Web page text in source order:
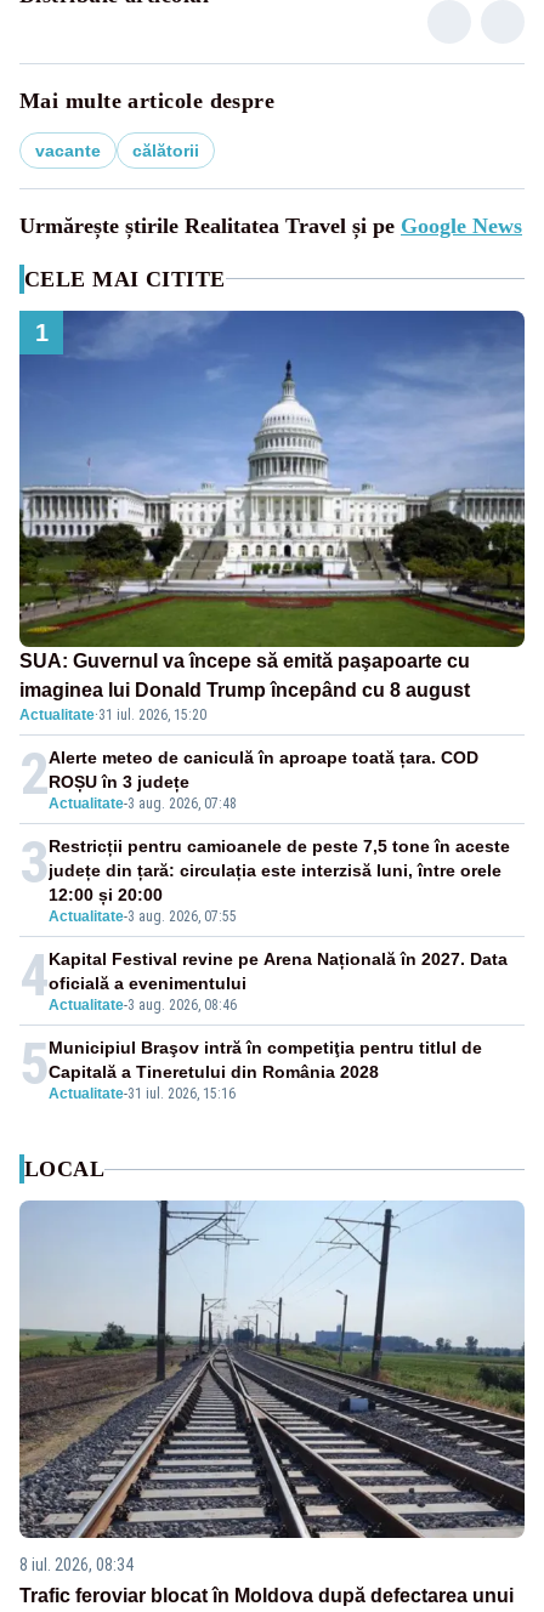
Mai multe articole despre
vacante călătorii
Urmărește știrile Realitatea Travel și pe Google News
CELE MAI CITITE
1
SUA: Guvernul va începe să emită paşapoarte cu
imaginea lui Donald Trump începând cu 8 august
Actualitate·31 iul. 2026, 15:20
2Actualitate-3 aug. 2026, 07:48
Alerte meteo de caniculă în aproape toată țara. COD
ROȘU în 3 județe
3
Actualitate-3 aug. 2026, 07:55
Restricții pentru camioanele de peste 7,5 tone în aceste
județe din țară: circulația este interzisă luni, între orele
12:00 și 20:00
4Actualitate-3 aug. 2026, 08:46
Kapital Festival revine pe Arena Națională în 2027. Data
oficială a evenimentului
5Actualitate-31 iul. 2026, 15:16
Municipiul Braşov intră în competiţia pentru titlul de
Capitală a Tineretului din România 2028
LOCAL
8 iul. 2026, 08:34
Trafic feroviar blocat în Moldova după defectarea unui